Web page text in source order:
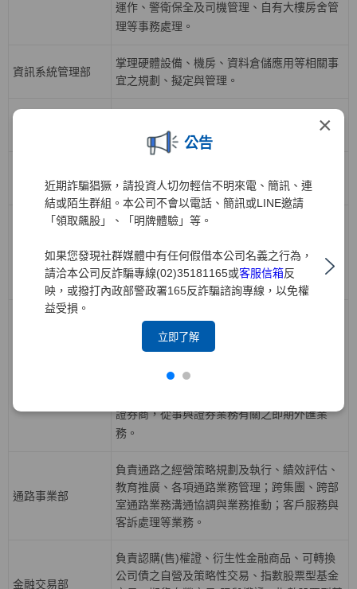
×
公告
近期詐騙猖獗，請投資人切勿輕信不明來電、簡訊、連
結或陌生群組。本公司不會以電話、簡訊或LINE邀請
「領取飆股」、「明牌體驗」等。
如果您發現社群媒體中有任何假借本公司名義之行為，
請洽本公司反詐騙專線(02)35181165或客服信箱反
映，或撥打內政部警政署165反詐騙諮詢專線，以免權
益受損。
立即了解
運作、警衛保全及司機管理、自有大樓房舍管
理等事務處理。
資訊系統管理部
掌理硬體設備、機房、資料倉儲應用等相關事
宜之規劃、擬定與管理。
系統之規劃、分析與執行等相關事宜。
資訊系統開發二部
劃、分析與執行等相關事宜。
人力資源部
負責公司人力資源策略，有關組織發展、召募
利、勞資關係等政策規劃與推動，各項人力資
源業務執行與管理。
負責債券、票券、受益證券及資產基礎證券之
買賣斷、附買回、附賣回交易；規劃債券、受
益性商品之發行，從事利率、債券、信用與資
證券商，從事與證券業務有關之即期外匯業
務。
通路事業部
負責通路之經營策略規劃及執行、績效評估、
教育推廣、各項通路業務管理；跨集團、跨部
室通路業務溝通協調與業務推動；客戶服務與
客訴處理等業務。
金融交易部
負責認購(售)權證、衍生性金融商品、可轉換
公司債之自營及策略性交易、指數股票型基金